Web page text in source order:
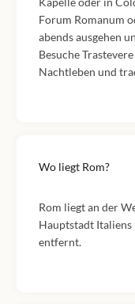
Forum Romanum
abends ausgehen
Besuche
Nachtleben und
Wo liegt Rom?
Rom liegt an der
Hauptstadt
entfernt.